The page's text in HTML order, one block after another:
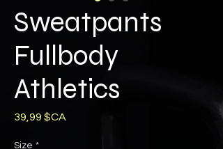
Sweatpants
Fullbody
Athletics
39,99 $CA
Size *